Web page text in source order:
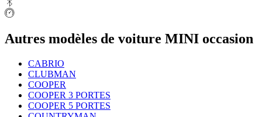
Autres modèles de voiture MINI occasion
CABRIO
CLUBMAN
COOPER
COOPER 3 PORTES
COOPER 5 PORTES